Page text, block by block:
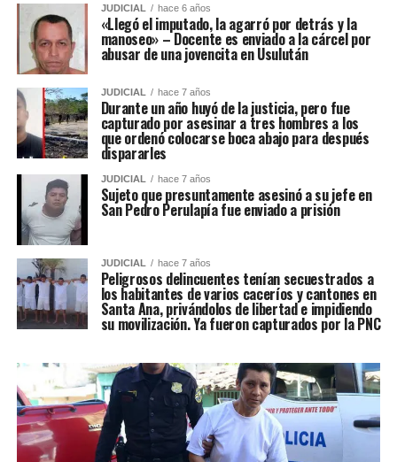
JUDICIAL hace 6 años
«Llegó el imputado, la agarró por detrás y la
manoseo» – Docente es enviado a la cárcel por
abusar de una jovencita en Usulután
JUDICIAL hace 7 años
Durante un año huyó de la justicia, pero fue
capturado por asesinar a tres hombres a los
que ordenó colocarse boca abajo para después
dispararles
JUDICIAL hace 7 años
Sujeto que presuntamente asesinó a su jefe en
San Pedro Perulapía fue enviado a prisión
JUDICIAL hace 7 años
Peligrosos delincuentes tenían secuestrados a
los habitantes de varios caceríos y cantones en
Santa Ana, privándolos de libertad e impidiendo
su movilización. Ya fueron capturados por la PNC